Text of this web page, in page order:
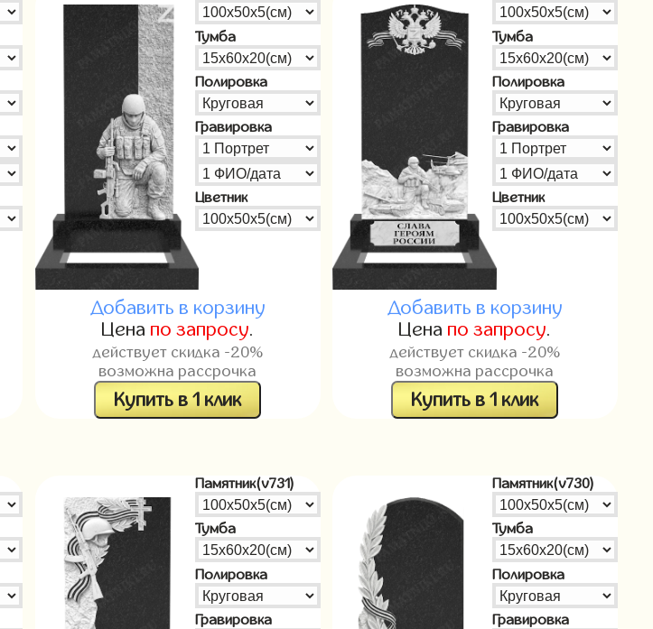
Тумба
Полировка
Гравировка
Цветник
Добавить в корзину
Цена по запросу.
действует скидка -20%
возможна рассрочка
Купить в 1 клик
Тумба
Полировка
Гравировка
Цветник
Добавить в корзину
Цена по запросу.
действует скидка -20%
возможна рассрочка
Купить в 1 клик
Памятник(v731)
Тумба
Полировка
Гравировка
Памятник(v730)
Тумба
Полировка
Гравировка